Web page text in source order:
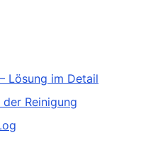
Lösung im Detail
Reinigung